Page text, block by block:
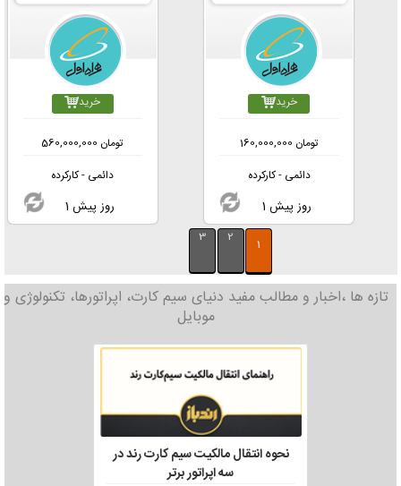
خرید
160,000,000 تومان
دائمی - کارکرده
1 روز پیش
خرید
560,000,000 تومان
دائمی - کارکرده
1 روز پیش
1
2
3
تازه ها ،اخبار و مطالب مفید دنیای سیم کارت، اپراتورها، تکنولوژی و
موبایل
نحوه انتقال مالکیت سیم کارت رند در
سه اپراتور برتر